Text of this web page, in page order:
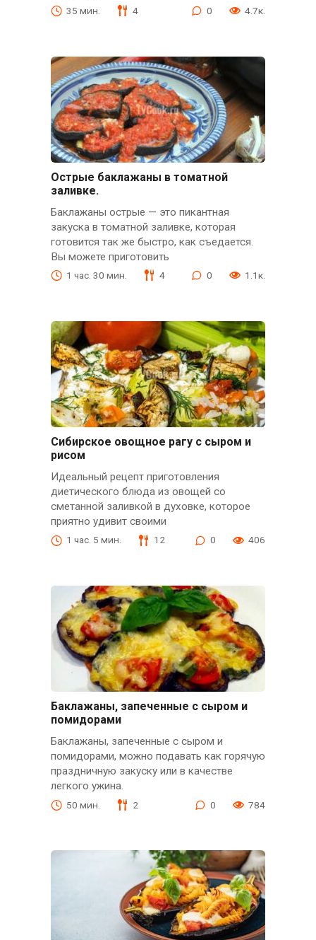
35 мин. 4 0 4.7к.
Острые баклажаны в томатной
заливке.
Баклажаны острые — это пикантная
закуска в томатной заливке, которая
готовится так же быстро, как съедается.
Вы можете приготовить
1 час. 30 мин. 4 0 1.1к.
Сибирское овощное рагу с сыром и
рисом
Идеальный рецепт приготовления
диетического блюда из овощей со
сметанной заливкой в духовке, которое
приятно удивит своими
1 час. 5 мин. 12 0 406
Баклажаны, запеченные с сыром и
помидорами
Баклажаны, запеченные с сыром и
помидорами, можно подавать как горячую
праздничную закуску или в качестве
легкого ужина.
50 мин. 2 0 784